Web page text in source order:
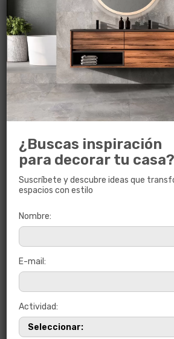
¿Buscas inspiración
para decorar tu casa?
Suscríbete y descubre ideas que
espacios con estilo
Nombre:
E-mail:
Actividad: